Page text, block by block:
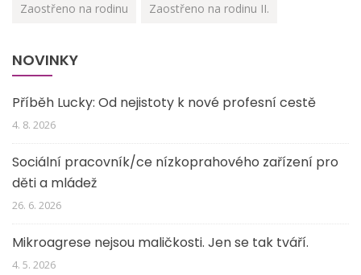
Zaostřeno na rodinu Zaostřeno na rodinu II.
NOVINKY
Příběh Lucky: Od nejistoty k nové profesní cestě
4. 8. 2026
Sociální pracovník/ce nízkoprahového zařízení pro
děti a mládež
26. 6. 2026
Mikroagrese nejsou maličkosti. Jen se tak tváří.
4. 5. 2026